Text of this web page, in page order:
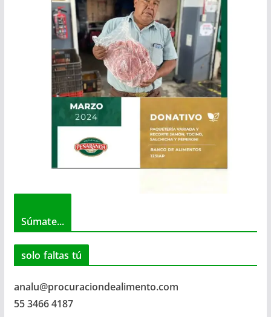
Súmate...
solo faltas tú
analu@procuraciondealimento.com
55 3466 4187